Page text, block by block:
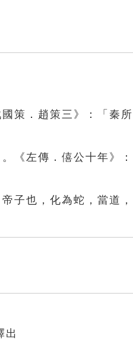
策．趙策三》：「秦
《左傳．僖公十年》
子也，化為蛇，當道
出